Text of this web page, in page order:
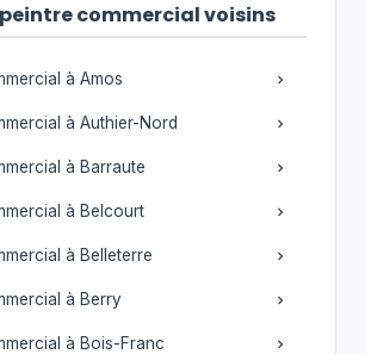
commercial voisins
à Amos
à Authier-Nord
à Barraute
à Belcourt
à Belleterre
à Berry
à Bois-Franc